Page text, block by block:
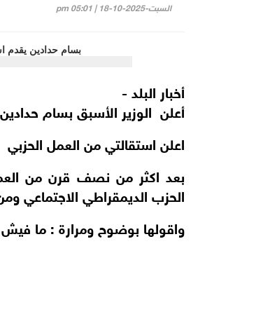
السبت-2025-10-18 | 05:01 pm
أخبار البلد -
أعلن الوزير الأسبق بسام
اعلن استقالتي من العمل الحزبي
بعد اكثر من نصف قرن من
الحزب الديمقراطي الاجتماعي
واقولها بوضوح ومرارة : ما